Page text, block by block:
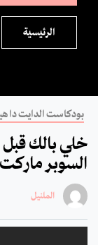
الرئيسية
بودكاست الدايت دا
خلي بالك
السوبر ماركت
الملنيل